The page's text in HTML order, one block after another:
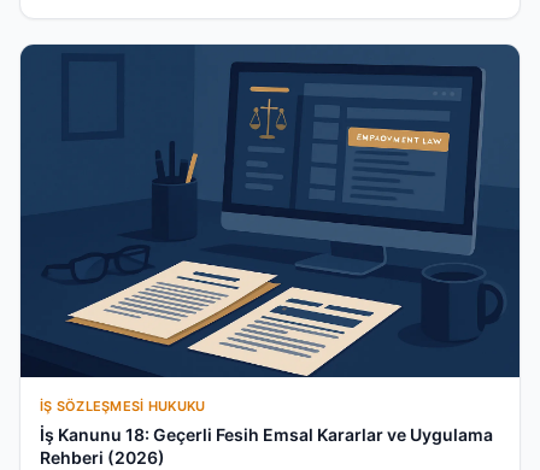
İŞ SÖZLEŞMESI HUKUKU
İş Kanunu 18: Geçerli Fesih Emsal Kararlar ve Uygulama
Rehberi (2026)